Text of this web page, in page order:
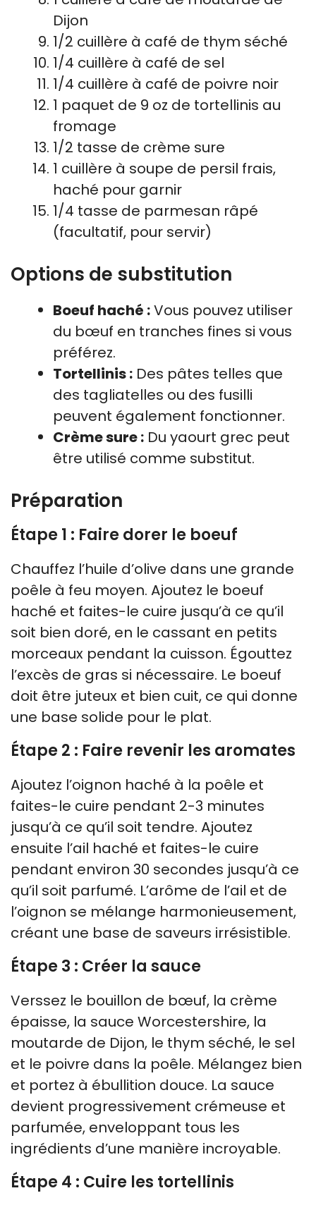
Dijon
1/2 cuillère à café de thym séché
1/4 cuillère à café de sel
1/4 cuillère à café de poivre noir
1 paquet de 9 oz de tortellinis au
fromage
1/2 tasse de crème sure
1 cuillère à soupe de persil frais,
haché pour garnir
1/4 tasse de parmesan râpé
(facultatif, pour servir)
Options de substitution
Boeuf haché :Vous pouvez utiliser
du bœuf en tranches fines si vous
préférez.
Tortellinis : Des pâtes telles que
des tagliatelles ou des fusilli
peuvent également fonctionner.
Crème sure : Du yaourt grec peut
être utilisé comme substitut.
Préparation
Étape 1 : Faire dorer le boeuf
Chauffez l’huile d’olive dans une grande
poêle à feu moyen. Ajoutez le boeuf
haché et faites-le cuire jusqu’à ce qu’il
soit bien doré, en le cassant en petits
morceaux pendant la cuisson. Égouttez
l’excès de gras si nécessaire. Le boeuf
doit être juteux et bien cuit, ce qui donne
une base solide pour le plat.
Étape 2 : Faire revenir les aromates
Ajoutez l’oignon haché à la poêle et
faites-le cuire pendant 2-3 minutes
jusqu’à ce qu’il soit tendre. Ajoutez
ensuite l’ail haché et faites-le cuire
pendant environ 30 secondes jusqu’à ce
qu’il soit parfumé. L’arôme de l’ail et de
l’oignon se mélange harmonieusement,
créant une base de saveurs irrésistible.
Étape 3 : Créer la sauce
Verssez le bouillon de bœuf, la crème
épaisse, la sauce Worcestershire, la
moutarde de Dijon, le thym séché, le sel
et le poivre dans la poêle. Mélangez bien
et portez à ébullition douce. La sauce
devient progressivement crémeuse et
parfumée, enveloppant tous les
ingrédients d’une manière incroyable.
Étape 4 : Cuire les tortellinis